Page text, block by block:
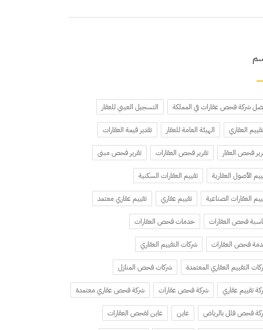
شركة فحص عقارات في المملكة التسجيل العيني للعقار
العقاري الهيئة العامة للعقار تقدير قيمة العقارات
فحص العقار تقرير فحص العقارات تقرير فحص مبنى
الأصول العقارية تقييم العقارات السكنية
العقارات الصناعية تقييم عقاري تقييم عقاري معتمد
فحص العقارات خدمات فحص العقارات
فحص العقارات شركات التقييم العقاري
التقييم العقاري المعتمدة شركات فحص المنازل
تقييم عقاري شركة فحص عقارات شركة فحص عقاري معتمدة
فحص فلل بالرياض عاين عاين لفحص العقارات